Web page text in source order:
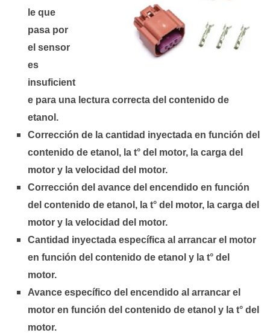
le que
pasa por
el sensor
es
insuficient
e para una lectura correcta del contenido de
etanol.
Corrección de la cantidad inyectada en función del
contenido de etanol, la t° del motor, la carga del
motor y la velocidad del motor.
Corrección del avance del encendido en función
del contenido de etanol, la t° del motor, la carga del
motor y la velocidad del motor.
Cantidad inyectada específica al arrancar el motor
en función del contenido de etanol y la t° del
motor.
Avance específico del encendido al arrancar el
motor en función del contenido de etanol y la t° del
motor.